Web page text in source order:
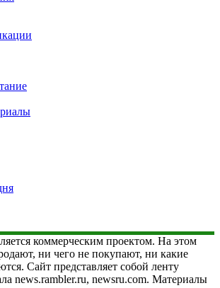
коммерческим проектом. На этом
ни чего не покупают, ни какие
Сайт представляет собой ленту
news.rambler.ru, newsru.com. Материалы